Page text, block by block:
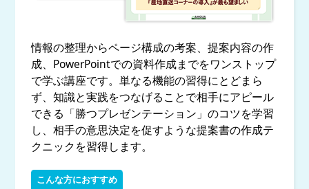
情報の整理からページ構成の考案、提案内容の作
成、PowerPointでの資料作成までをワンストップ
で学ぶ講座です。単なる機能の習得にとどまら
ず、知識と実践をつなげることで相手にアピール
できる「勝つプレゼンテーション」のコツを学習
し、相手の意思決定を促すような提案書の作成テ
クニックを習得します。
こんな方におすすめ